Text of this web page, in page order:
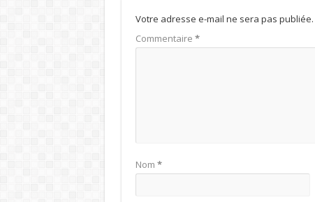
Votre adresse e-mail ne sera pas publiée.
Commentaire *
Nom *